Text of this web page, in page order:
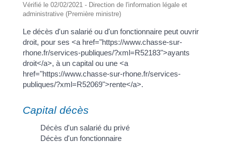
Vérifié le 02/02/2021 - Direction de l'information légale et
administrative (Première ministre)
Le décès d'un salarié ou d'un fonctionnaire peut ouvrir
droit, pour ses <a href="https://www.chasse-sur-
rhone.fr/services-publiques/?xml=R52183">ayants
droit</a>, à un capital ou une <a
href="https://www.chasse-sur-rhone.fr/services-
publiques/?xml=R52069">rente</a>.
Capital décès
Décès d'un salarié du privé
Décès d'un fonctionnaire